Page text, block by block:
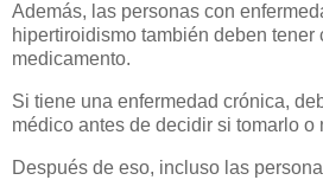
Además, las personas con
hipertiroidismo también deben tener
medicamento.
Si tiene una enfermedad crónica,
médico antes de decidir si tomarlo o
Después de eso, incluso las